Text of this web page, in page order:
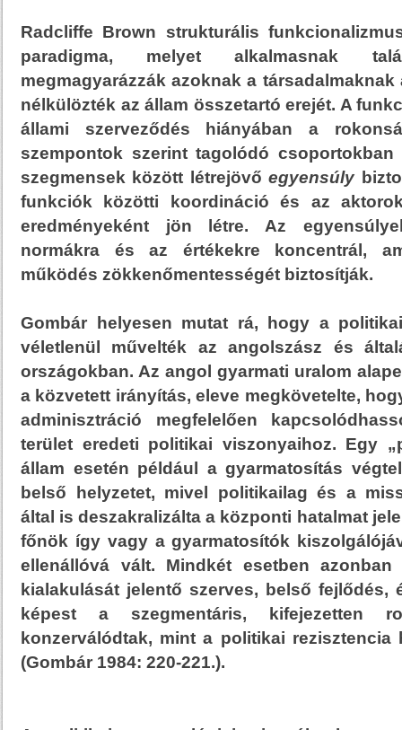
Radcliffe Brown strukturális
paradigma, melyet alkalmasnak
megmagyarázzák azoknak a
nélkülözték az állam összetartó erejét. A
állami szerveződés hiányában a
szempontok szerint tagolódó
szegmensek között létrejövőegyensúly
funkciók közötti koordináció és az
eredményeként jön létre. Az
normákra és az értékekre koncentrál,
működés zökkenőmentességét biztosítják.
Gombár helyesen mutat rá, hogy a
véletlenül művelték az angolszász és
országokban. Az angol gyarmati uralom
a közvetett irányítás, eleve megkövetelte,
adminisztráció megfelelően
terület eredeti politikai viszonyaihoz. Egy
állam esetén például a gyarmatosítás
belső helyzetet, mivel politikailag és a
által is deszakralizálta a központi hatalmat
főnök így vagy a gyarmatosítók
ellenállóvá vált. Mindkét esetben
kialakulását jelentő szerves, belső fejlődés,
képest a szegmentáris, kifejezetten
konzerválódtak, mint a politikai rezisztencia
(Gombár 1984: 220-221.).